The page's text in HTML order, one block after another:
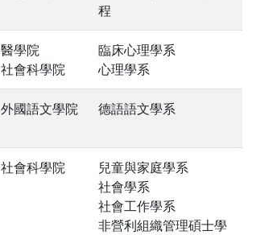
程
醫學院
社會科學院
臨床心理學系
心理學系
外國語文學院 德語語文學系
社會科學院
兒童與家庭學系
社會學系
社會工作學系
非營利組織管理碩士學